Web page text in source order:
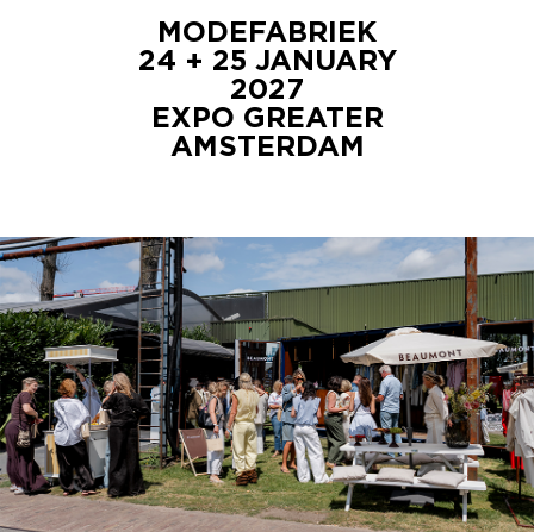
MODEFABRIEK
24 + 25 JANUARY
2027
EXPO GREATER
AMSTERDAM